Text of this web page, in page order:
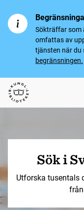
Sökträffar som
omfattas av
tjänsten när du
begränsningen.
Svenska tidningar
Sök i
Utforska tusentals